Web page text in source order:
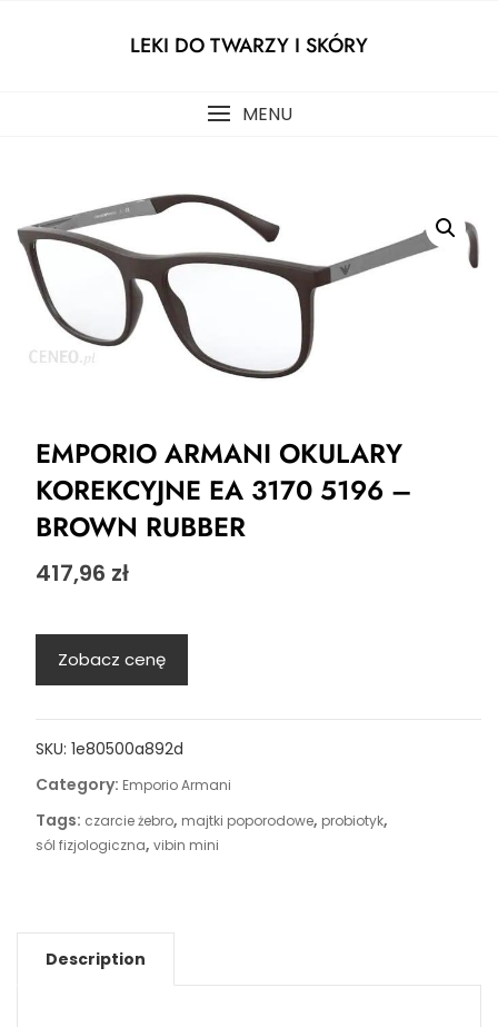
LEKI DO TWARZY I SKÓRY
MENU
EMPORIO ARMANI OKULARY
KOREKCYJNE EA 3170 5196 –
BROWN RUBBER
417,96 zł
Zobacz cenę
SKU: 1e80500a892d
Category: Emporio Armani
Tags: czarcie żebro, majtki poporodowe, probiotyk,
sól fizjologiczna, vibin mini
Description